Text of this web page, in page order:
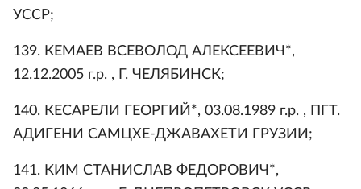
УССР;
139. КЕМАЕВ ВСЕВОЛОД АЛЕКСЕЕВИЧ*,
12.12.2005 г.р. , Г. ЧЕЛЯБИНСК;
140. КЕСАРЕЛИ ГЕОРГИЙ*, 03.08.1989 г.р. , ПГТ.
АДИГЕНИ САМЦХЕ-ДЖАВАХЕТИ ГРУЗИИ;
141. КИМ СТАНИСЛАВ ФЕДОРОВИЧ*,